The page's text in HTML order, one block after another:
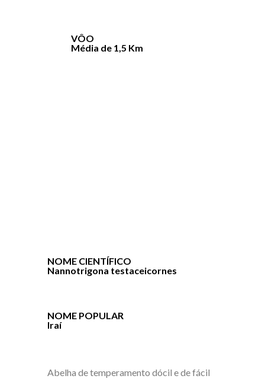
VÔO
Média de 1,5 Km
NOME CIENTÍFICO
Nannotrigona testaceicornes
NOME POPULAR
Iraí
Abelha de temperamento dócil e de fácil